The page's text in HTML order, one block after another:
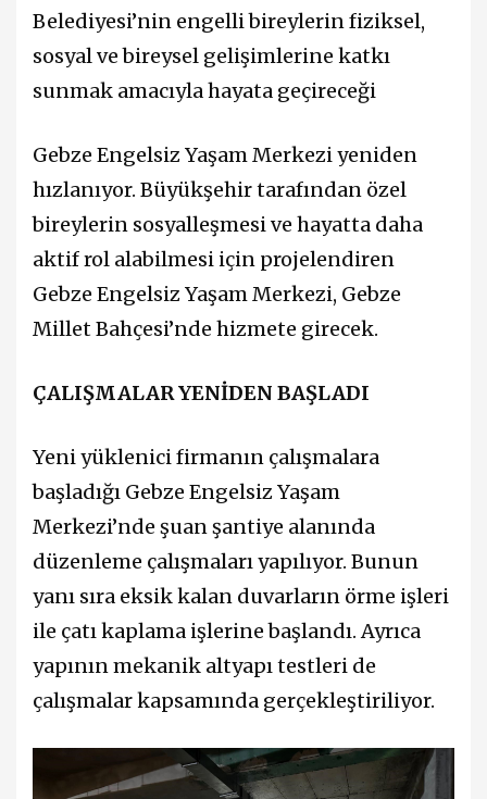
Belediyesi’nin engelli bireylerin fiziksel,
sosyal ve bireysel gelişimlerine katkı
sunmak amacıyla hayata geçireceği
Gebze Engelsiz Yaşam Merkezi yeniden
hızlanıyor. Büyükşehir tarafından özel
bireylerin sosyalleşmesi ve hayatta daha
aktif rol alabilmesi için projelendiren
Gebze Engelsiz Yaşam Merkezi, Gebze
Millet Bahçesi’nde hizmete girecek.
ÇALIŞMALAR YENİDEN BAŞLADI
Yeni yüklenici firmanın çalışmalara
başladığı Gebze Engelsiz Yaşam
Merkezi’nde şuan şantiye alanında
düzenleme çalışmaları yapılıyor. Bunun
yanı sıra eksik kalan duvarların örme işleri
ile çatı kaplama işlerine başlandı. Ayrıca
yapının mekanik altyapı testleri de
çalışmalar kapsamında gerçekleştiriliyor.